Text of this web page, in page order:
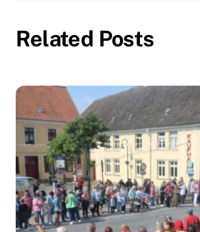
Related Posts